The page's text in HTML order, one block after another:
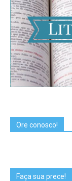
Ore conosco!
Faça sua prece!